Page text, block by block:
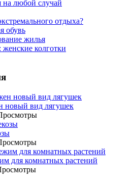
новый вид лягушек
для комнатных растений